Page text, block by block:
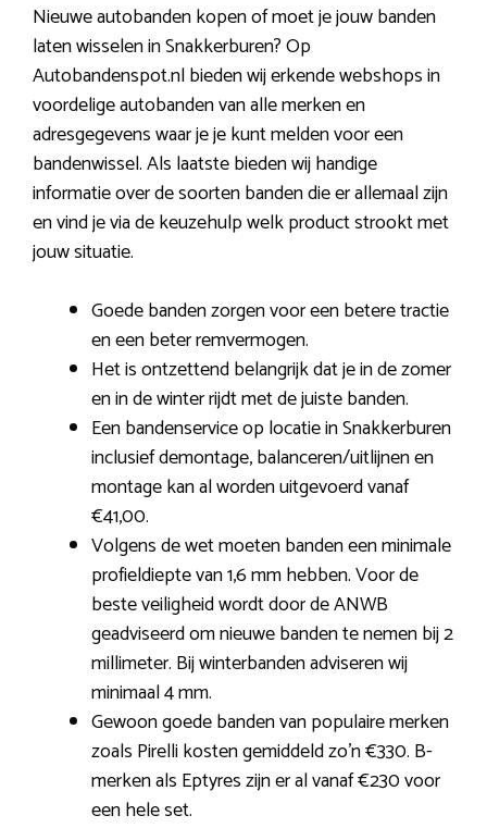
Nieuwe autobanden kopen of moet je jouw banden
laten wisselen in Snakkerburen? Op
Autobandenspot.nl bieden wij erkende webshops in
voordelige autobanden van alle merken en
adresgegevens waar je je kunt melden voor een
bandenwissel. Als laatste bieden wij handige
informatie over de soorten banden die er allemaal zijn
en vind je via de keuzehulp welk product strookt met
jouw situatie.
Goede banden zorgen voor een betere tractie
en een beter remvermogen.
Het is ontzettend belangrijk dat je in de zomer
en in de winter rijdt met de juiste banden.
Een bandenservice op locatie in Snakkerburen
inclusief demontage, balanceren/uitlijnen en
montage kan al worden uitgevoerd vanaf
€41,00.
Volgens de wet moeten banden een minimale
profieldiepte van 1,6 mm hebben. Voor de
beste veiligheid wordt door de ANWB
geadviseerd om nieuwe banden te nemen bij 2
millimeter. Bij winterbanden adviseren wij
minimaal 4 mm.
Gewoon goede banden van populaire merken
zoals Pirelli kosten gemiddeld zo’n €330. B-
merken als Eptyres zijn er al vanaf €230 voor
een hele set.